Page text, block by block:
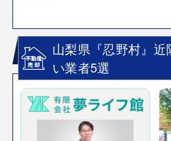
山梨県『忍野村』
い業者5選